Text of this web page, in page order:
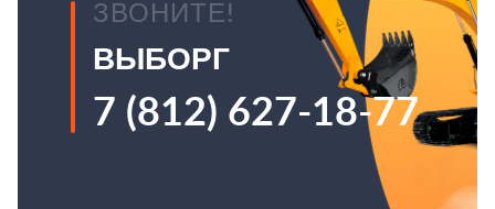
ЗВОНИТЕ!
ВЫБОРГ
7 (812) 627-18-77